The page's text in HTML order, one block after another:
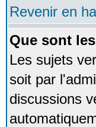
Revenir en
Que sont
Les sujets
soit par
discussions